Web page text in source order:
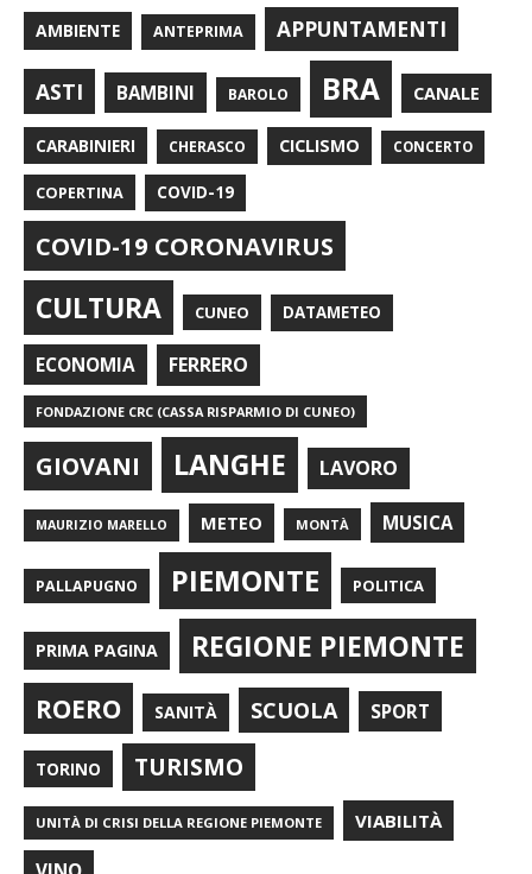
AMBIENTE ANTEPRIMA APPUNTAMENTI
ASTI BAMBINI BAROLO BRA CANALE
CARABINIERI CHERASCO CICLISMO CONCERTO
COPERTINA COVID-19
COVID-19 CORONAVIRUS
CULTURA CUNEO DATAMETEO
ECONOMIA FERRERO
FONDAZIONE CRC (CASSA RISPARMIO DI CUNEO)
GIOVANI LANGHE LAVORO
MAURIZIO MARELLO METEO MONTÀ MUSICA
PALLAPUGNO PIEMONTE POLITICA
PRIMA PAGINA REGIONE PIEMONTE
ROERO SANITÀ SCUOLA SPORT
TORINO TURISMO
UNITÀ DI CRISI DELLA REGIONE PIEMONTE VIABILITÀ